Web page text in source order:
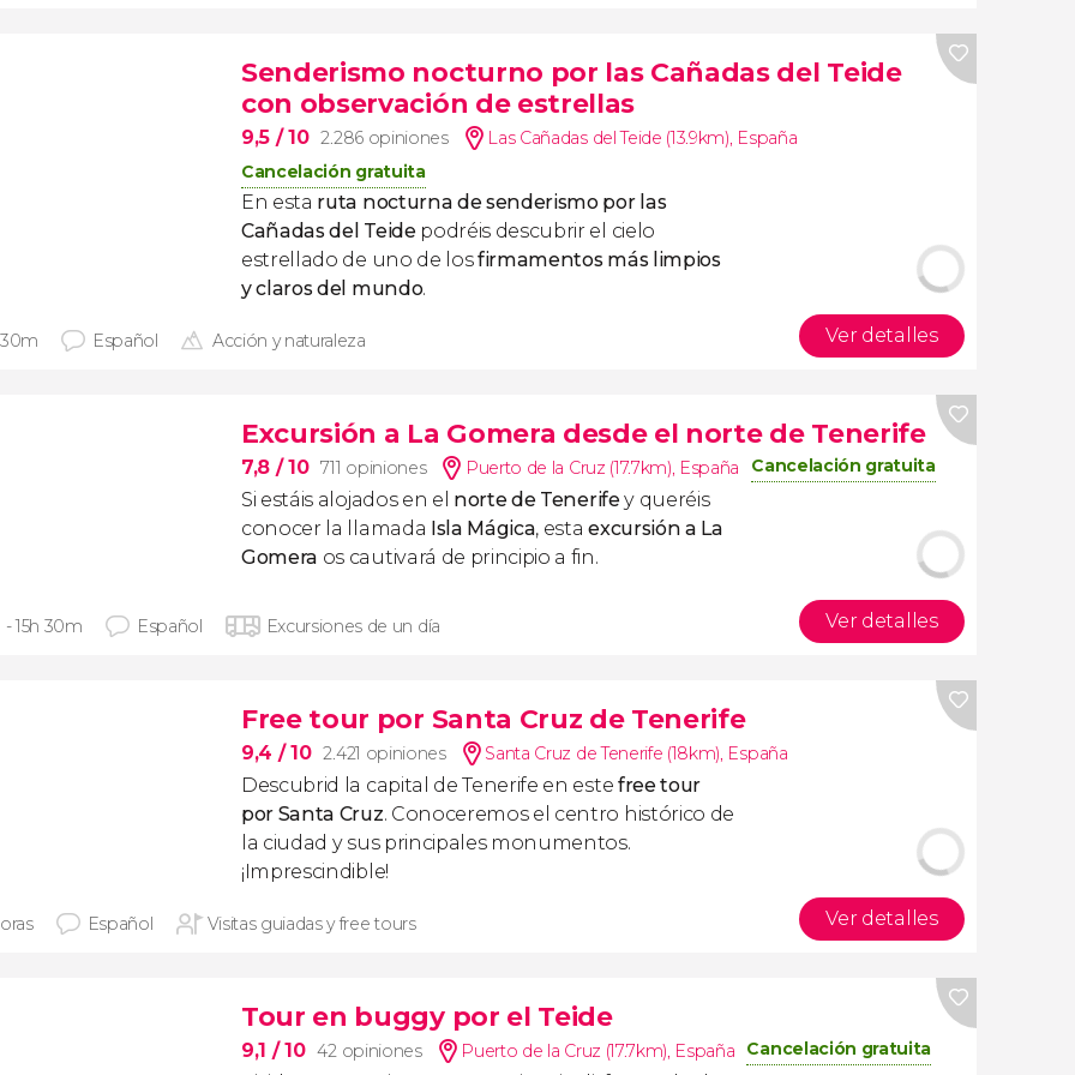
Senderismo nocturno por las Cañadas del Teide
con observación de estrellas
9,5 / 10 2.286 opiniones Las Cañadas del Teide (13.9km), España
Cancelación gratuita
En esta ruta nocturna de senderismo por las
Cañadas del Teide podréis descubrir el cielo
estrellado de uno de losfirmamentos más limpios
y claros del mundo.
Español Acción y naturaleza Ver detalles
Excursión a La Gomera desde el norte de Tenerife
7,8 / 10 711 opiniones Puerto de la Cruz (17.7km), España Cancelación gratuita
Si estáis alojados en el norte de Tenerife y queréis
conocer la llamada Isla Mágica, estaexcursión a La
Gomera os cautivará de principio a fin.
- 15h 30m Español Excursiones de un día Ver detalles
Free tour por Santa Cruz de Tenerife
9,4 / 10 2.421 opiniones Santa Cruz de Tenerife (18km), España
Descubrid la capital de Tenerife en este free tour
por Santa Cruz. Conoceremos el centro histórico de
la ciudad y sus principales monumentos.
¡Imprescindible!
Español Visitas guiadas y free tours Ver detalles
Tour en buggy por el Teide
9,1 / 10 42 opiniones Puerto de la Cruz (17.7km), España Cancelación gratuita